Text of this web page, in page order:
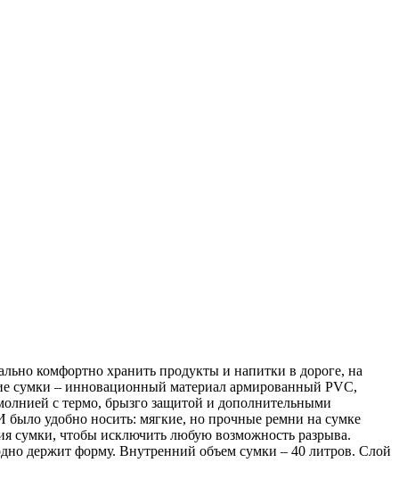
комфортно хранить продукты и напитки в дороге, на
сумки – инновационный материал армированный PVC,
с термо, брызго защитой и дополнительными
удобно носить: мягкие, но прочные ремни на сумке
сумки, чтобы исключить любую возможность разрыва.
держит форму. Внутренний объем сумки – 40 литров. Слой